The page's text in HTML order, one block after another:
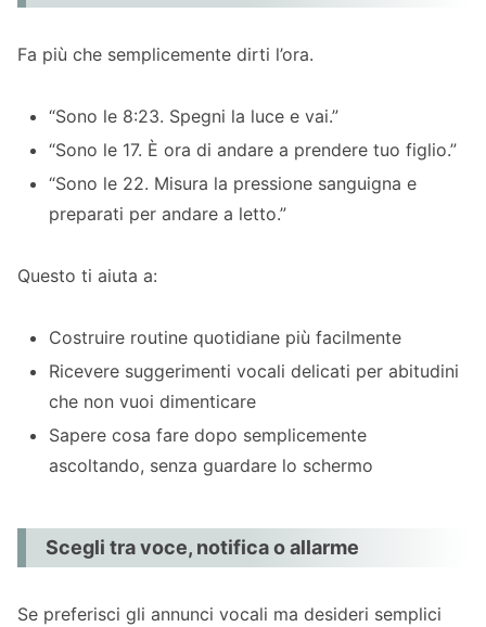
Casi d’uso per i segnali orari parlanti
time boxing
Per automatizzare le routine quotidiane
Per ricordare ai membri della famiglia
segnale orario parlante, prova Promemoria
Fa più che semplicemente dirti l’ora.
“Sono le 8:23. Spegni la luce e vai.”
“Sono le 17. È ora di andare a prendere tuo figlio.”
“Sono le 22. Misura la pressione sanguigna e
preparati per andare a letto.”
Questo ti aiuta a:
Costruire routine quotidiane più facilmente
Ricevere suggerimenti vocali delicati per abitudini
che non vuoi dimenticare
Sapere cosa fare dopo semplicemente
ascoltando, senza guardare lo schermo
Scegli tra voce, notifica o allarme
Se preferisci gli annunci vocali ma desideri semplici